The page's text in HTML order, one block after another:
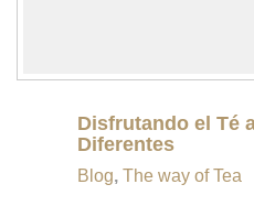
Disfrutando el Té
Diferentes
Blog, The way of Tea